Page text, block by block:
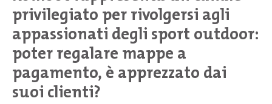
privilegiato per rivolgersi agli
appassionati degli sport outdoor:
poter regalare mappe a
pagamento, è apprezzato dai
suoi clienti?